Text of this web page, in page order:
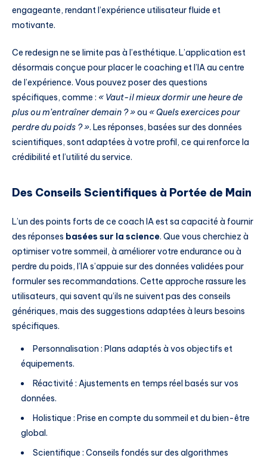
engageante, rendant l’expérience utilisateur fluide et
motivante.
Ce redesign ne se limite pas à l’esthétique. L’application est
désormais conçue pour placer le coaching et l’IA au centre
de l’expérience. Vous pouvez poser des questions
spécifiques, comme : « Vaut-il mieux dormir une heure de
plus ou m’entraîner demain ? »ou « Quels exercices pour
perdre du poids ? ». Les réponses, basées sur des données
scientifiques, sont adaptées à votre profil, ce qui renforce la
crédibilité et l’utilité du service.
Des Conseils Scientifiques à Portée de Main
L’un des points forts de ce coach IA est sa capacité à fournir
des réponses basées sur la science. Que vous cherchiez à
optimiser votre sommeil, à améliorer votre endurance ou à
perdre du poids, l’IA s’appuie sur des données validées pour
formuler ses recommandations. Cette approche rassure les
utilisateurs, qui savent qu’ils ne suivent pas des conseils
génériques, mais des suggestions adaptées à leurs besoins
spécifiques.
Personnalisation : Plans adaptés à vos objectifs et
équipements.
Réactivité : Ajustements en temps réel basés sur vos
données.
Holistique : Prise en compte du sommeil et du bien-être
global.
Scientifique : Conseils fondés sur des algorithmes